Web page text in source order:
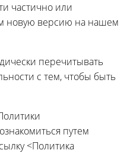
частично или
новую версию на нашем
перечитывать
с тем, чтобы быть
путем
<Политика